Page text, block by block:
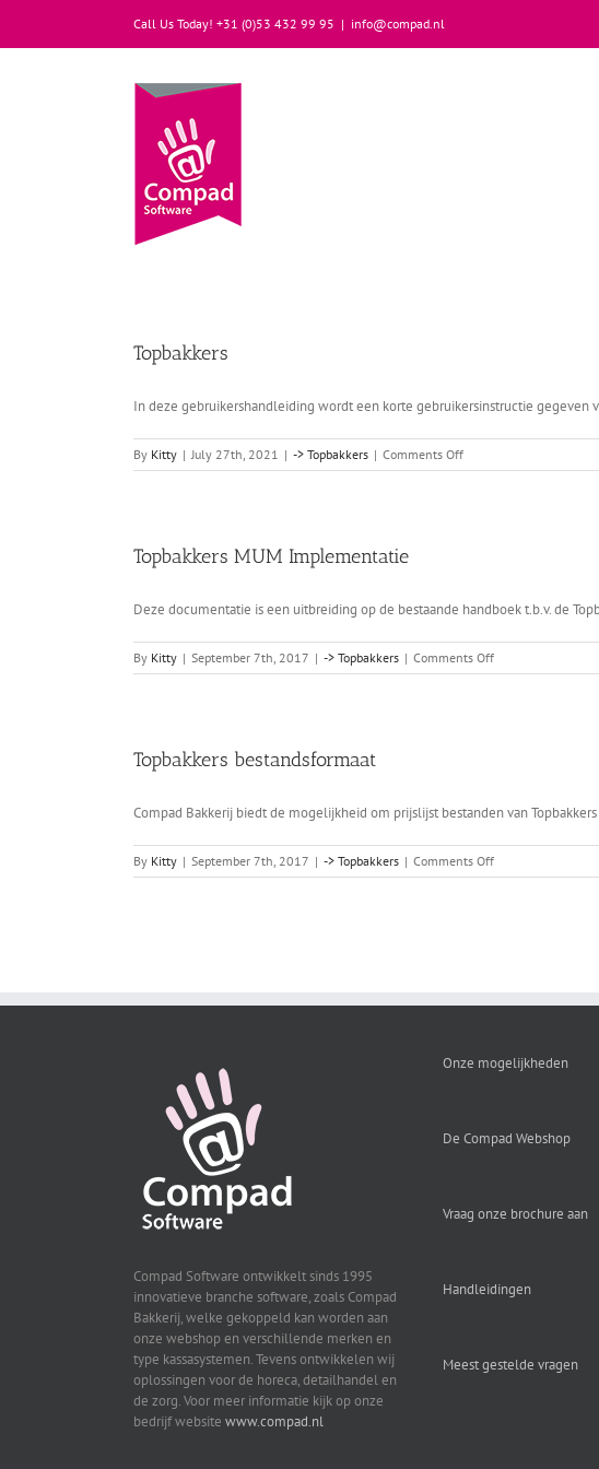
content
Call Us Today! +31 (0)53 432 99 95 | info@compad.nl
Topbakkers
In deze gebruikershandleiding wordt een korte gebruikersinstructie
By Kitty | July 27th, 2021 | -> Topbakkers | Comments Offon
Topbakkers
Topbakkers MUM Implementatie
Deze documentatie is een uitbreiding op de bestaande handboek t.b.v. de
By Kitty | September 7th, 2017 | -> Topbakkers | Comments Offon
Topbakkers
Topbakkers bestandsformaat
Compad Bakkerij biedt de mogelijkheid om prijslijst bestanden van
By Kitty | September 7th, 2017 | -> Topbakkers | Comments Offon
Topbakkers
Compad Software ontwikkelt sinds 1995
innovatieve branche software, zoals Compad
Bakkerij, welke gekoppeld kan worden aan
onze webshop en verschillende merken en
type kassasystemen. Tevens ontwikkelen wij
oplossingen voor de horeca, detailhandel en
de zorg. Voor meer informatie kijk op onze
bedrijf website www.compad.nl
Onze mogelijkheden
De Compad Webshop
Vraag onze brochure aan
Handleidingen
Meest gestelde vragen